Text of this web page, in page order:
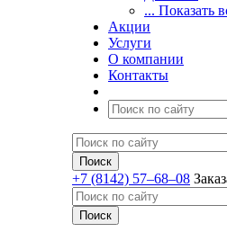
... Показать
Акции
Услуги
О компании
Контакты
+7 (8142) 57–68–08